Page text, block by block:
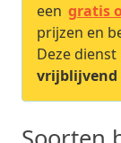
een gratis
prijzen en
Deze
vrijblijvend